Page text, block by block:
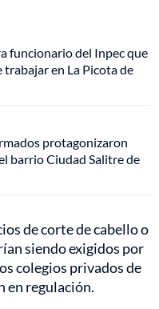
funcionario del Inpec que
trabajar en La Picota de
protagonizaron
barrio Ciudad Salitre de
de corte de cabello o
siendo exigidos por
colegios privados de
en regulación.